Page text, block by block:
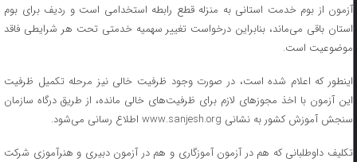
آزمون از بوم خدمت استانی به منزله قطع رابطه استخدامی است و ردیف برای بوم
استان باقی می‌ماند، بنابراین درخواست تغییر سهمیه خدمتی تحت هر شرایطی فاقد
موضوعیت است.
اینطور که اعلام شده است، در صورت وجود ظرفیت خالی نیز مرحله تکمیل ظرفیت
این آزمون با اخذ مجوزهای لازم برای ظرفیت‌های خالی مانده، از طریق درگاه سازمان
سنجش آموزش کشور به نشانی www.sanjesh.org اطلاع رسانی می‌شود.
تکلیف داوطلبانی که هم در آزمون آموزگاری و هم در آزمون دبیری و هنرآموزی شرکت